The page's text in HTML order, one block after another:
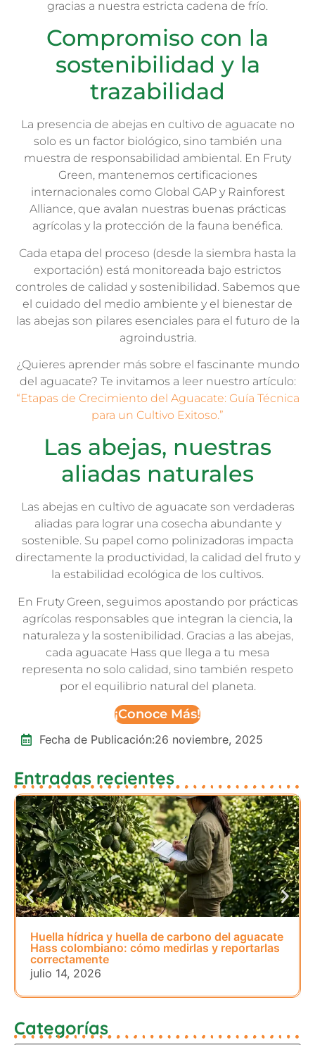
gracias a nuestra estricta cadena de frío.
Compromiso con la
sostenibilidad y la
trazabilidad
La presencia de abejas en cultivo de aguacate no
solo es un factor biológico, sino también una
muestra de responsabilidad ambiental. En Fruty
Green, mantenemos certificaciones
internacionales como Global GAP y Rainforest
Alliance, que avalan nuestras buenas prácticas
agrícolas y la protección de la fauna benéfica.
Cada etapa del proceso (desde la siembra hasta la
exportación) está monitoreada bajo estrictos
controles de calidad y sostenibilidad. Sabemos que
el cuidado del medio ambiente y el bienestar de
las abejas son pilares esenciales para el futuro de la
agroindustria.
¿Quieres aprender más sobre el fascinante mundo
del aguacate? Te invitamos a leer nuestro artículo:
“Etapas de Crecimiento del Aguacate: Guía Técnica
para un Cultivo Exitoso.”
Las abejas, nuestras
aliadas naturales
Las abejas en cultivo de aguacate son verdaderas
aliadas para lograr una cosecha abundante y
sostenible. Su papel como polinizadoras impacta
directamente la productividad, la calidad del fruto y
la estabilidad ecológica de los cultivos.
En Fruty Green, seguimos apostando por prácticas
agrícolas responsables que integran la ciencia, la
naturaleza y la sostenibilidad. Gracias a las abejas,
cada aguacate Hass que llega a tu mesa
representa no solo calidad, sino también respeto
por el equilibrio natural del planeta.
¡Conoce Más!
Fecha de Publicación:26 noviembre, 2025
Entradas recientes
Huella hídrica y huella de carbono del aguacate
Hass colombiano: cómo medirlas y reportarlas
correctamente
julio 14, 2026
Categorías